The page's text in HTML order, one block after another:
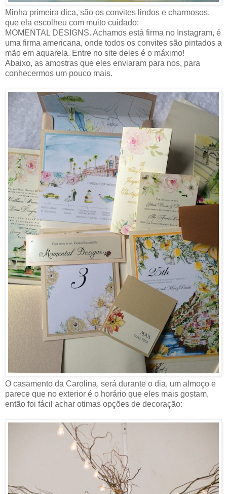
Minha primeira dica, são os convites lindos e charmosos,
que ela escolheu com muito cuidado:
MOMENTAL DESIGNS. Achamos está firma no Instagram, é
uma firma americana, onde todos os convites são pintados a
mão em aquarela. Entre no site deles é o máximo!
Abaixo, as amostras que eles enviaram para nos, para
conhecermos um pouco mais.
O casamento da Carolina, será durante o dia, um almoço e
parece que no exterior é o horário que eles mais gostam,
então foi fácil achar otimas opções de decoração: